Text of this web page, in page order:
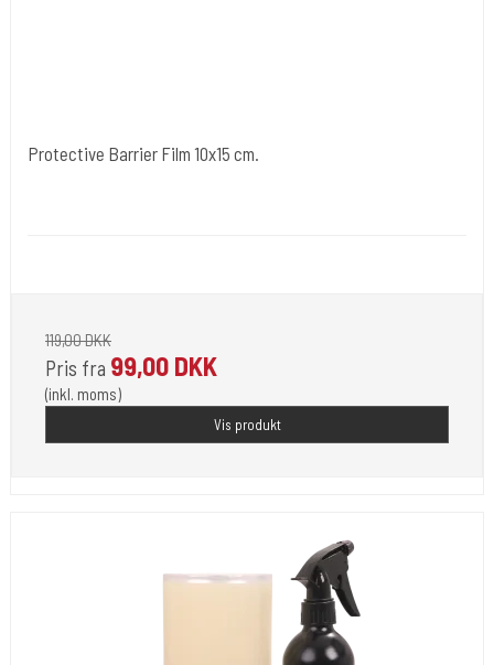
Protective Barrier Film 10x15 cm.
119,00 DKK
Pris fra 99,00 DKK
(inkl. moms)
Vis produkt